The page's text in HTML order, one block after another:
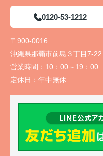
0120-53-1212
〒900-0016
沖縄県那覇市前島３丁目7-
営業時間： 10：00～19：00
定休日： 年中無休